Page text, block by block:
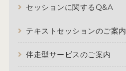
セッションに関するQ&A
テキストセッションのご案内
伴走型サービスのご案内